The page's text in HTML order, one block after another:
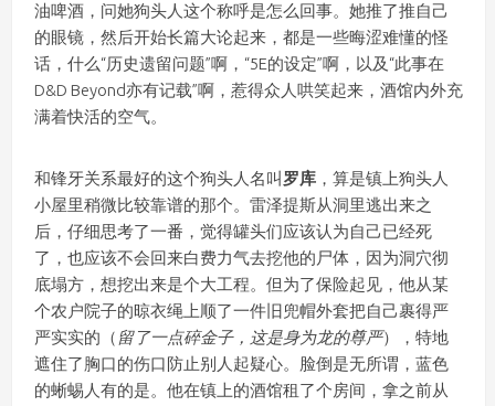
油啤酒，问她狗头人这个称呼是怎么回事。她推了推自己
的眼镜，然后开始长篇大论起来，都是一些晦涩难懂的怪
话，什么“历史遗留问题”啊，“5E的设定”啊，以及“此事在
D&D Beyond亦有记载”啊，惹得众人哄笑起来，酒馆内外充
满着快活的空气。
和锋牙关系最好的这个狗头人名叫 罗库 ，算是镇上狗头人
小屋里稍微比较靠谱的那个。雷泽提斯从洞里逃出来之
后，仔细思考了一番，觉得罐头们应该认为自己已经死
了，也应该不会回来白费力气去挖他的尸体，因为洞穴彻
底塌方，想挖出来是个大工程。但为了保险起见，他从某
个农户院子的晾衣绳上顺了一件旧兜帽外套把自己裹得严
严实实的（ 留了一点碎金子，这是身为龙的尊严），特地
遮住了胸口的伤口防止别人起疑心。脸倒是无所谓，蓝色
的蜥蜴人有的是。他在镇上的酒馆租了个房间，拿之前从